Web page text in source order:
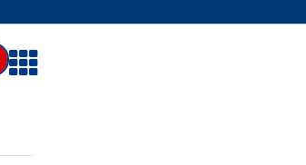
Abrir